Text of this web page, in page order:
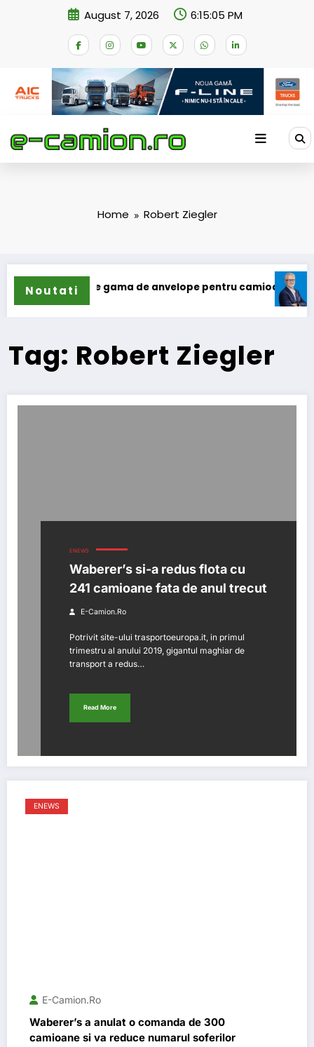
August 7, 2026 6:15:05 PM
Home Robert Ziegler
Noutati
își extinde gama de anvelope pentru camioane Lars
Tag: Robert Ziegler
ENEWS
Waberer’s si-a redus flota cu
241 camioane fata de anul trecut
E-Camion.ro
Potrivit site-ului trasportoeuropa.it, in primul
trimestru al anului 2019, gigantul maghiar de
transport a redus…
Read More
ENEWS
E-Camion.ro
Waberer’s a anulat o comanda de 300
camioane si va reduce numarul soferilor